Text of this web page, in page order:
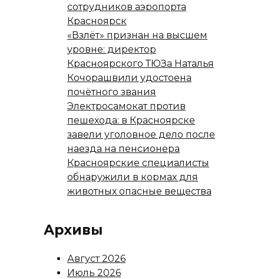
сотрудников аэропорта
Красноярск
«Взлёт» признан на высшем
уровне: директор
Красноярского ТЮЗа Наталья
Кочорашвили удостоена
почётного звания
Электросамокат против
пешехода: в Красноярске
завели уголовное дело после
наезда на пенсионера
Красноярские специалисты
обнаружили в кормах для
животных опасные вещества
Архивы
Август 2026
Июль 2026